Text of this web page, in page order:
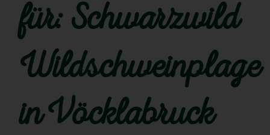
für: Schwarzwild
Wildschweinplage
in Vöcklabruck